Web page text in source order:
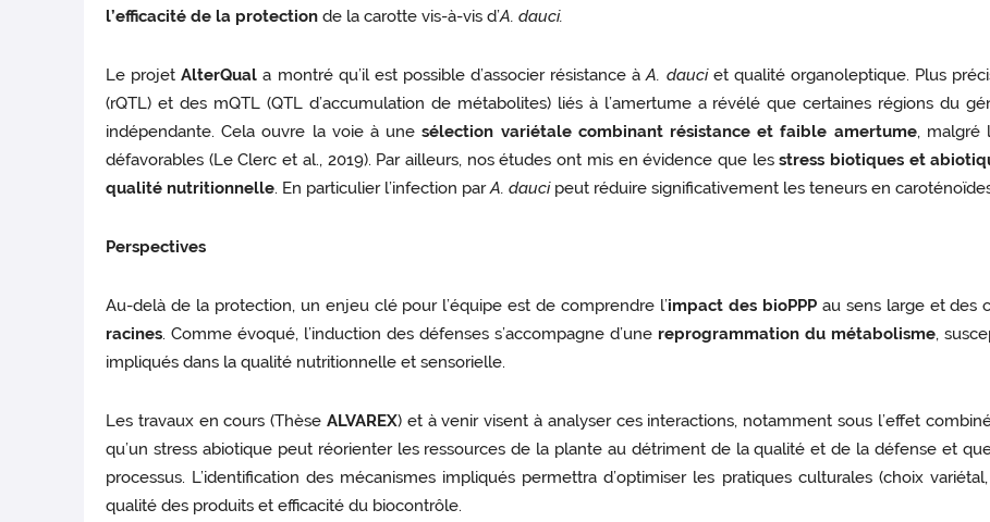
l’efficacité de la protectionde la carotte vis-à-vis d’A. dauci.
Le projetAlterQual a montré qu’il est possible d’associer résistance àA. dauciet qualité organoleptique. Plus
(rQTL) et des mQTL (QTL d’accumulation de métabolites) liés à l’amertume a révélé que certaines régions du
indépendante. Cela ouvre la voie à unesélection variétale combinant résistance et faible amertume, malgré
défavorables (Le Clerc et al., 2019). Par ailleurs, nos études ont mis en évidence que lesstress biotiques et
qualité nutritionnelle. En particulier l’infection parA. daucipeut réduire significativement les teneurs en caroténoïdes
Perspectives
Au-delà de la protection, un enjeu clé pour l’équipe est de comprendre l’impact des bioPPPau sens large et des
racines. Comme évoqué, l’induction des défenses s’accompagne d’une reprogrammation du métabolisme,
impliqués dans la qualité nutritionnelle et sensorielle.
Les travaux en cours (ThèseALVAREX) et à venir visent à analyser ces interactions, notamment sous l’effet
qu’un stress abiotique peut réorienter les ressources de la plante au détriment de la qualité et de la défense et
processus. L’identification des mécanismes impliqués permettra d’optimiser les pratiques culturales (choix
qualité des produits et efficacité du biocontrôle.